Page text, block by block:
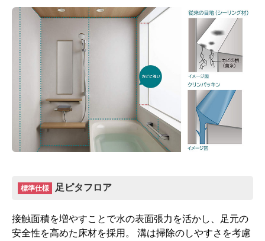
標準仕様 足ピタフロア
接触面積を増やすことで水の表面張力を活かし、足元の
安全性を高めた床材を採用。 溝は掃除のしやすさを考慮